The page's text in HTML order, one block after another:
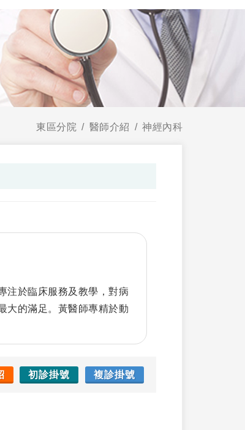
東區分院 醫師介紹 神經內科
注於臨床服務及教學，對病
大的滿足。黃醫師專精於動
初診掛號 複診掛號